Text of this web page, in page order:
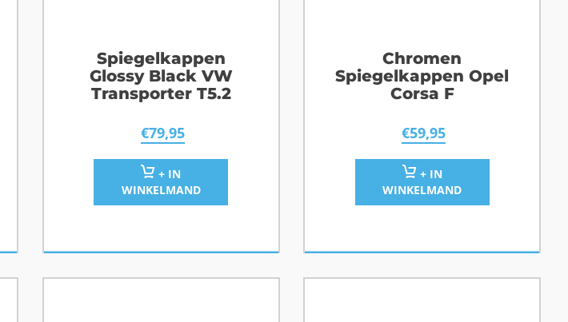
Spiegelkappen
Glossy Black VW
Transporter T5.2
€79,95
+ IN
WINKELMAND
Chromen
Spiegelkappen Opel
Corsa F
€59,95
+ IN
WINKELMAND